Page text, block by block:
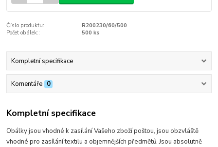
Číslo produktu:
R200230/60/500
Počet obálek::
500 ks
Kompletní specifikace
Komentáře 0
Kompletní specifikace
Obálky jsou vhodné k zasílání Vašeho zboží poštou, jsou obzvláště
vhodné pro zasílání textilu a objemnějších předmětů. Jsou absolutně